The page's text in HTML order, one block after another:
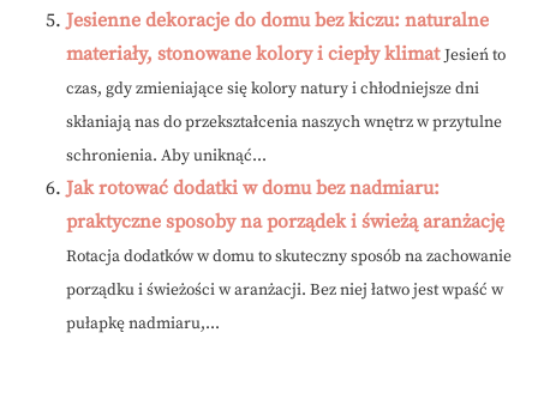
Jesienne dekoracje do domu bez kiczu: naturalne
materiały, stonowane kolory i ciepły klimat Jesień to
czas, gdy zmieniające się kolory natury i chłodniejsze dni
skłaniają nas do przekształcenia naszych wnętrz w przytulne
schronienia. Aby uniknąć...
Jak rotować dodatki w domu bez nadmiaru:
praktyczne sposoby na porządek i świeżą aranżację
Rotacja dodatków w domu to skuteczny sposób na zachowanie
porządku i świeżości w aranżacji. Bez niej łatwo jest wpaść w
pułapkę nadmiaru,...